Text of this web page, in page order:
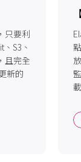
只要利
S3、
且完全
新的